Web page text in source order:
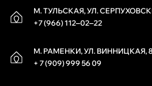
М. ТУЛЬСКАЯ, УЛ.
+7 (966) 112‒02‒22
М. РАМЕНКИ, УЛ. ВИННИЦКАЯ,
+ 7 (909) 999 56 09